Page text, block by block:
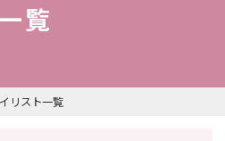
覧
リスト一覧